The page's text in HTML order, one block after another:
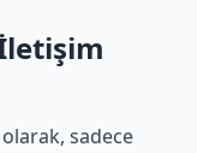
olarak, sadece